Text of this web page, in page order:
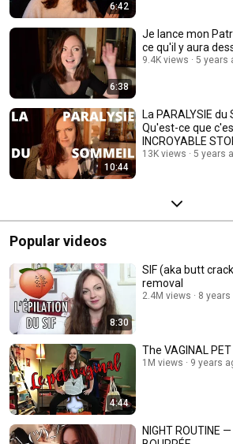
6:42
6:38
Je lance mon
ce qu'il y aura
9.4K views 5 years
10:44
La PARALYSIE du
Qu'est-ce que
INCROYABLE
13K views 5 years
Popular videos
8:30
SIF (aka butt
removal
2.4M views 8 years
4:44
The VAGINAL PET
1M views 9 years
NIGHT ROUTINE